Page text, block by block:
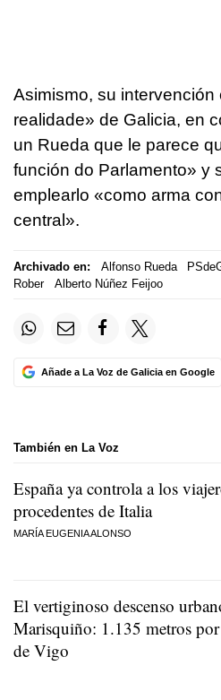
Asimismo, su intervención
realidade» de Galicia, en
un Rueda que le parece
función do Parlamento» y
emplearlo «como arma
central».
Archivado en: Alfonso Rueda
Rober
Alberto Núñez Feijoo
Añade a La Voz de Galicia en Google
También en La Voz
España ya controla a los
procedentes de Italia
MARÍA EUGENIA ALONSO
El vertiginoso descenso
Marisquiño: 1.135 metros
de Vigo